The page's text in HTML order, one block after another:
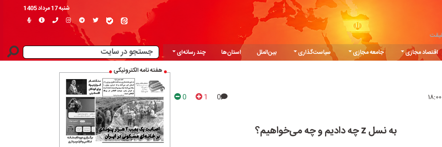
شنبه 17 مرداد 1405
اقتصاد مجازی جامعه مجازی سیاست‌گذاری بین‌الملل استان‌ها
چند رسانه‌ای
0
1
0
به نسل z چه دادیم و چه می‌خواهیم؟
هفته نامه الکترونیکی